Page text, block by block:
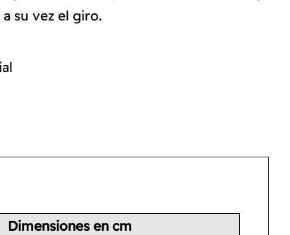
su vez el giro.
Dimensiones en cm